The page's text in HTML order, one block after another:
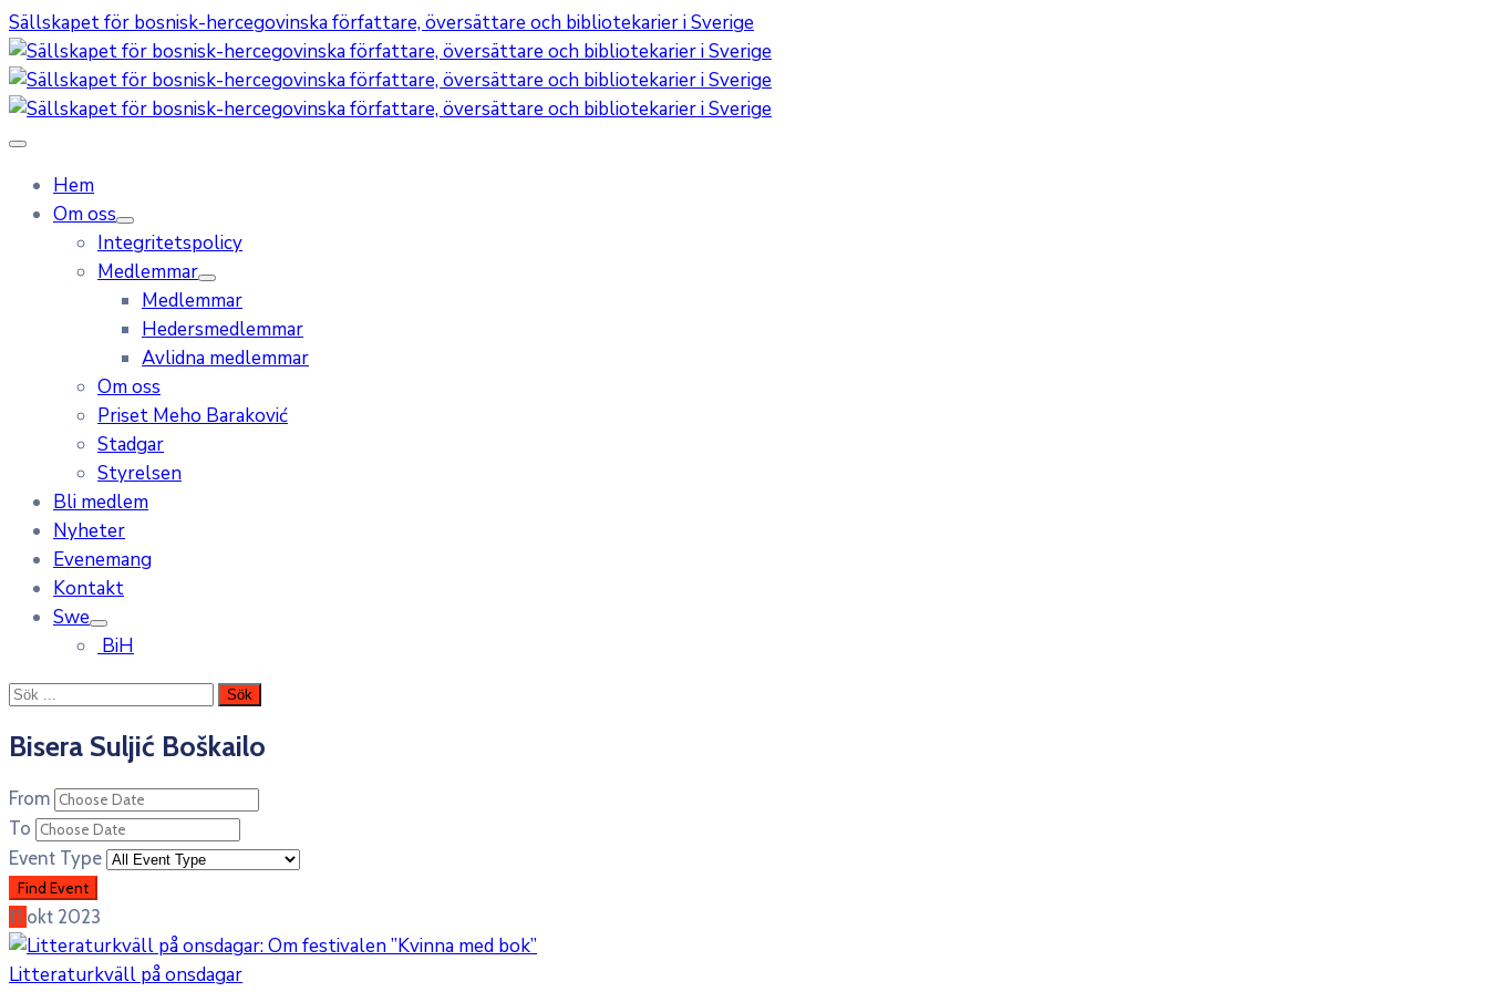
Sällskapet för bosnisk-hercegovinska författare, översättare och bibliotekarier i Sverige
Hem
Om oss
Integritetspolicy
Medlemmar
Medlemmar
Hedersmedlemmar
Avlidna medlemmar
Om oss
Priset Meho Baraković
Stadgar
Styrelsen
Bli medlem
Nyheter
Evenemang
Kontakt
Swe
BiH
Bisera Suljić Boškailo
From
To
Event Type
11 okt 2023
Litteraturkväll på onsdagar